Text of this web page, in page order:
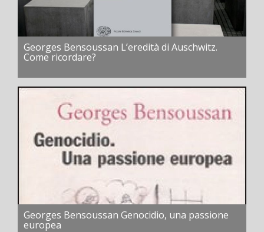
Georges Bensoussan L’eredità di Auschwitz.
Come ricordare?
Georges Bensoussan Genocidio, una passione
europea